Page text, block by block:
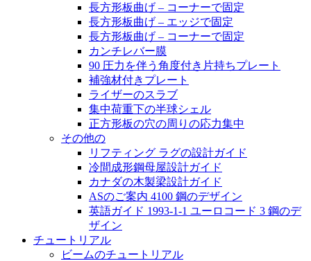
長方形板曲げ – コーナーで固定
長方形板曲げ – エッジで固定
長方形板曲げ – コーナーで固定
カンチレバー膜
90 圧力を伴う角度付き片持ちプレート
補強材付きプレート
ライザーのスラブ
集中荷重下の半球シェル
正方形板の穴の周りの応力集中
その他の
リフティング ラグの設計ガイド
冷間成形鋼母屋設計ガイド
カナダの木製梁設計ガイド
ASのご案内 4100 鋼のデザイン
英語ガイド 1993-1-1 ユーロコード 3 鋼のデ
ザイン
チュートリアル
ビームのチュートリアル